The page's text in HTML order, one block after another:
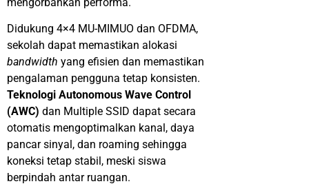
Didukung 4×4 MU-MIMUO dan OFDMA,
sekolah dapat memastikan alokasi
bandwidth yang efisien dan memastikan
pengalaman pengguna tetap konsisten.
Teknologi Autonomous Wave Control
(AWC) dan Multiple SSID dapat secara
otomatis mengoptimalkan kanal, daya
pancar sinyal, dan roaming sehingga
koneksi tetap stabil, meski siswa
berpindah antar ruangan.